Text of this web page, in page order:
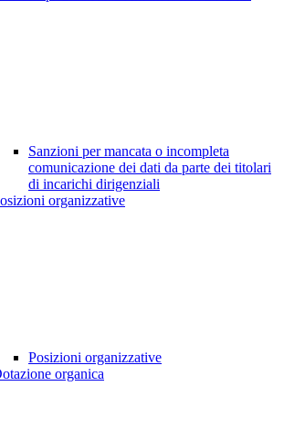
Sanzioni per mancata o incompleta
comunicazione dei dati da parte dei titolari
di incarichi dirigenziali
organizzative
Posizioni organizzative
organica